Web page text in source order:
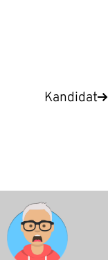
Kandidat